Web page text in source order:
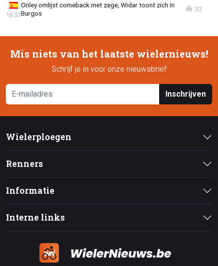
Onley omlijst comeback met zege, Widar toont zich in
Burgos
18:33
32
Mis niets van het laatste wielernieuws!
Schrijf je in voor onze nieuwsbrief
Inschrijven
Wielerploegen
Renners
Informatie
Interne links